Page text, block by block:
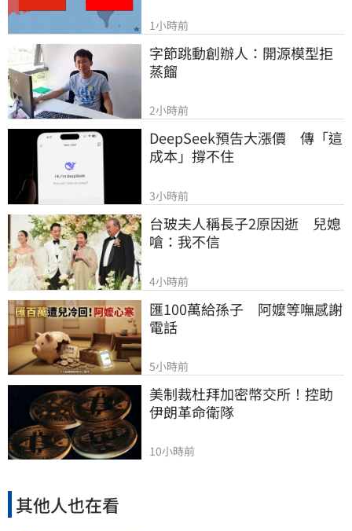
1小時前
字節跳動創辦人：開源模型拒
蒸餾
2小時前
DeepSeek預告大漲價　傳「這
成本」撐不住
3小時前
台玻夫人稱長子2原因逝　兒媳
嗆：我不信
4小時前
匯100萬給孫子　阿嬤等嘸感謝
電話
5小時前
美制裁杜拜加密幣交所！控助
伊朗革命衛隊
10小時前
其他人也在看